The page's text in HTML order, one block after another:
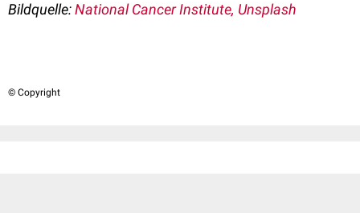
Bildquelle:National Cancer Institute, Unsplash
© Copyright